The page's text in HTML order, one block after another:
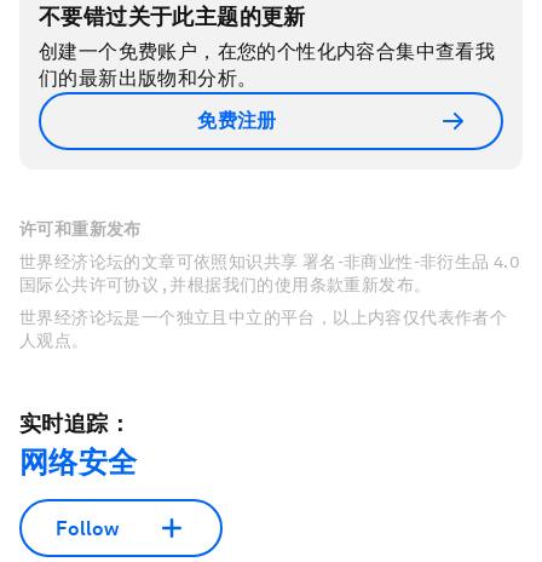
不要错过关于此主题的更新
创建一个免费账户，在您的个性化内容合集中查看我
们的最新出版物和分析。
免费注册
许可和重新发布
世界经济论坛的文章可依照知识共享 署名-非商业性-非衍生品 4.0
国际公共许可协议 , 并根据我们的使用条款重新发布。
世界经济论坛是一个独立且中立的平台，以上内容仅代表作者个
人观点。
实时追踪：
网络安全
Follow